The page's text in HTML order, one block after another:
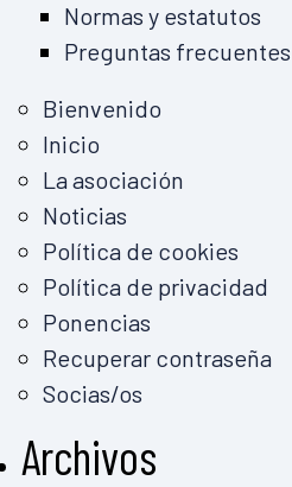
Normas y estatutos
Preguntas frecuentes
Bienvenido
Inicio
La asociación
Noticias
Política de cookies
Política de privacidad
Ponencias
Recuperar contraseña
Socias/os
Archivos